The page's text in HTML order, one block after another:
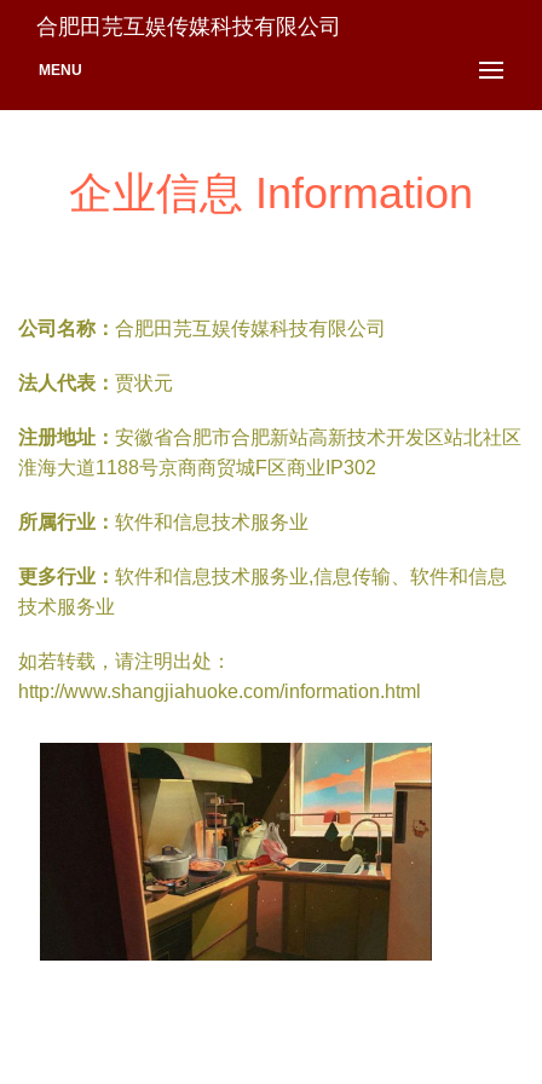
合肥田芫互娱传媒科技有限公司
MENU
企业信息 Information
公司名称： 合肥田芫互娱传媒科技有限公司
法人代表： 贾状元
注册地址： 安徽省合肥市合肥新站高新技术开发区站北社区
淮海大道1188号京商商贸城F区商业IP302
所属行业： 软件和信息技术服务业
更多行业： 软件和信息技术服务业,信息传输、软件和信息
技术服务业
如若转载，请注明出处：
http://www.shangjiahuoke.com/information.html